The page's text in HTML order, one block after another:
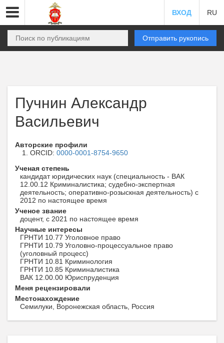
ВХОД RU
Отправить рукопись
Пучнин Александр
Васильевич
Авторские профили
ORCID: 0000-0001-8754-9650
Ученая степень
кандидат юридических наук (специальность - ВАК
12.00.12 Криминалистика; судебно-экспертная
деятельность; оперативно-розыскная деятельность) с
2012 по настоящее время
Ученое звание
доцент, с 2021 по настоящее время
Научные интересы
ГРНТИ 10.77 Уголовное право
ГРНТИ 10.79 Уголовно-процессуальное право
(уголовный процесс)
ГРНТИ 10.81 Криминология
ГРНТИ 10.85 Криминалистика
ВАК 12.00.00 Юриспруденция
Меня рецензировали
Местонахождение
Семилуки, Воронежская область, Россия